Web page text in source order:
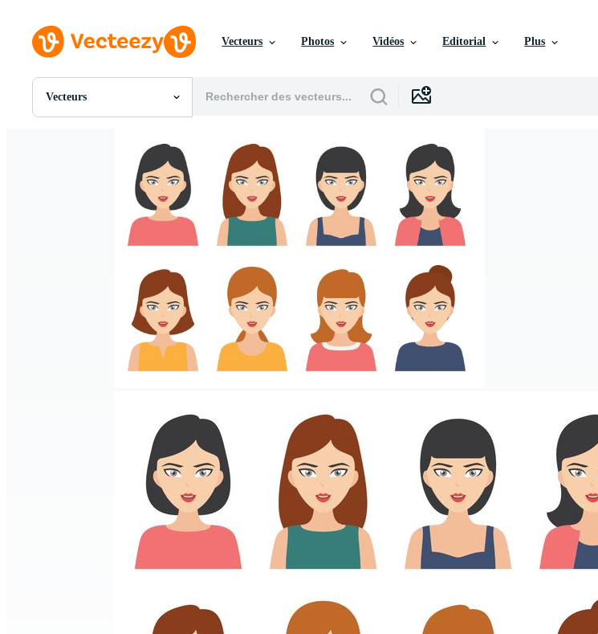
Vecteurs Photos Vidéos Editorial Plus
Vecteurs
Toutes Images
Motion graphics
Événements Éditoriaux